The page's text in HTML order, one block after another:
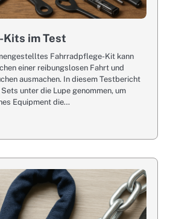
im Test
Fahrradpflege-Kit kann
einer reibungslosen Fahrt und
ausmachen. In diesem Testbericht
unter die Lupe genommen, um
Equipment die…